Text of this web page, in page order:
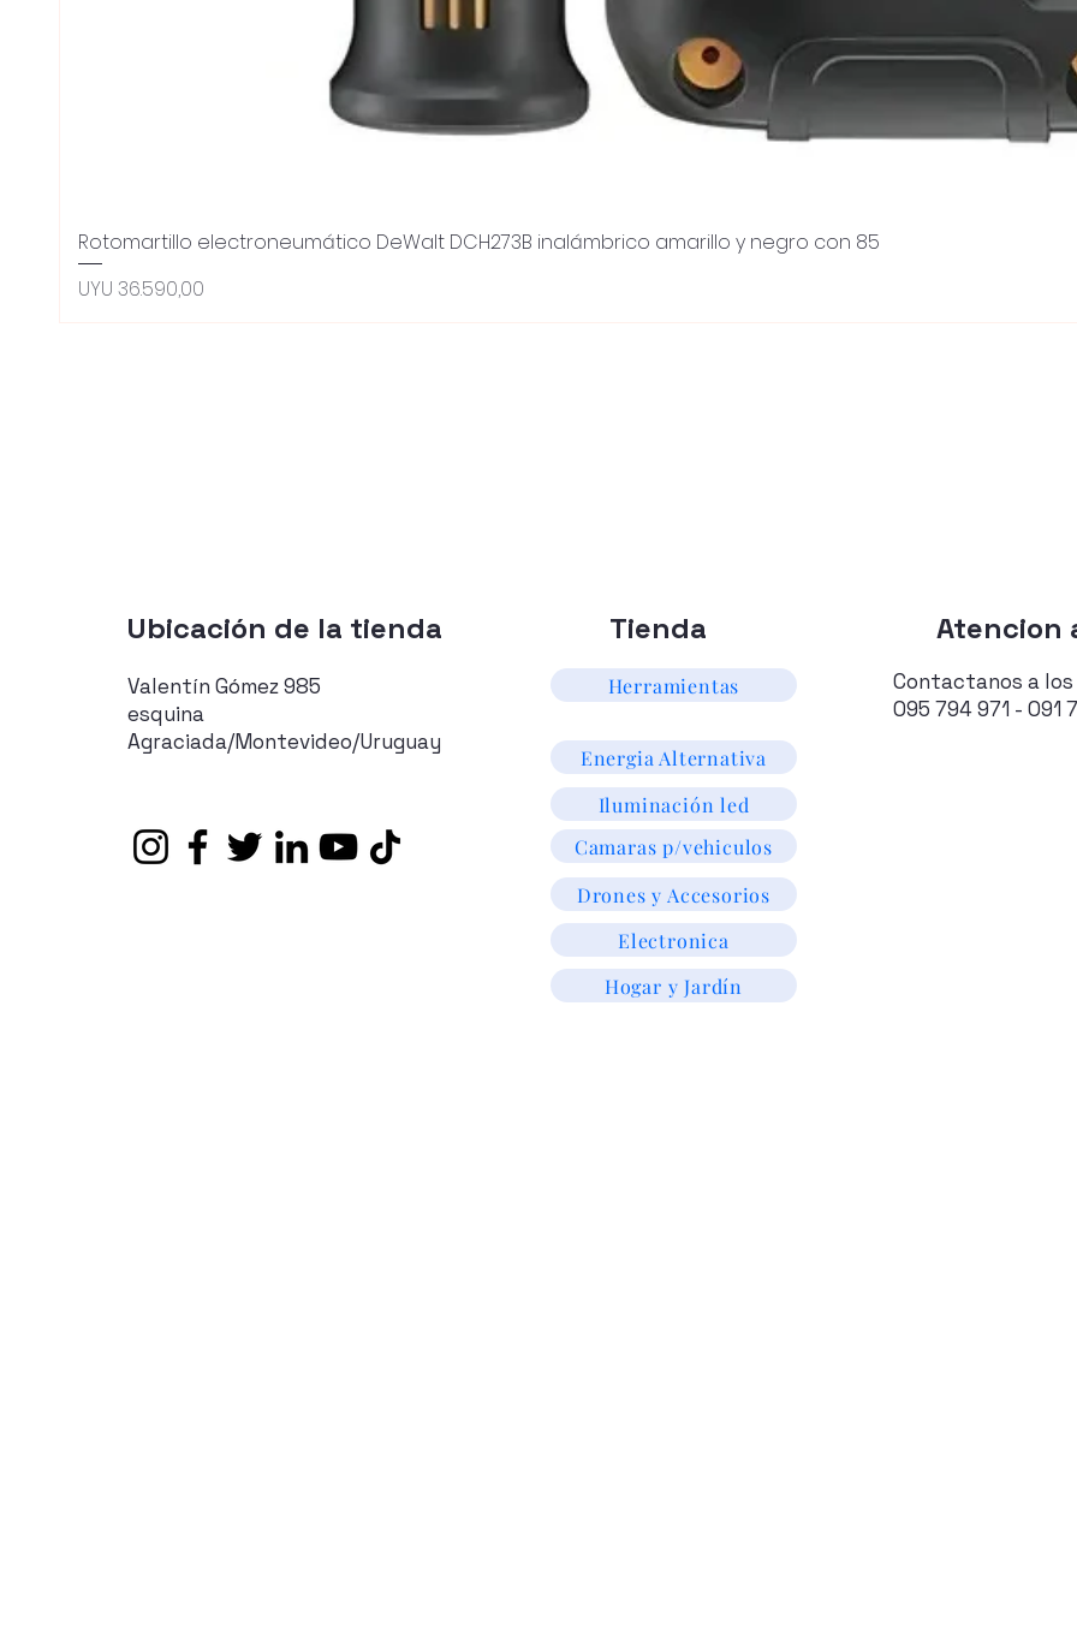
Visualização rápida
Rotomartillo electroneumático DeWalt DCH273B inalámbrico amarillo y negro con 85
Preço
UYU 36.590,00
Ubicación de la tienda
Valentín Gómez 985
esquina
Agraciada/Montevideo/Uruguay
Tienda
Herramientas
Energia Alternativa
Atencion
Contactanos a los
095 794 971 - 091
Iluminación led
Camaras p/vehiculos
Drones y Accesorios
Electronica
Hogar y Jardín